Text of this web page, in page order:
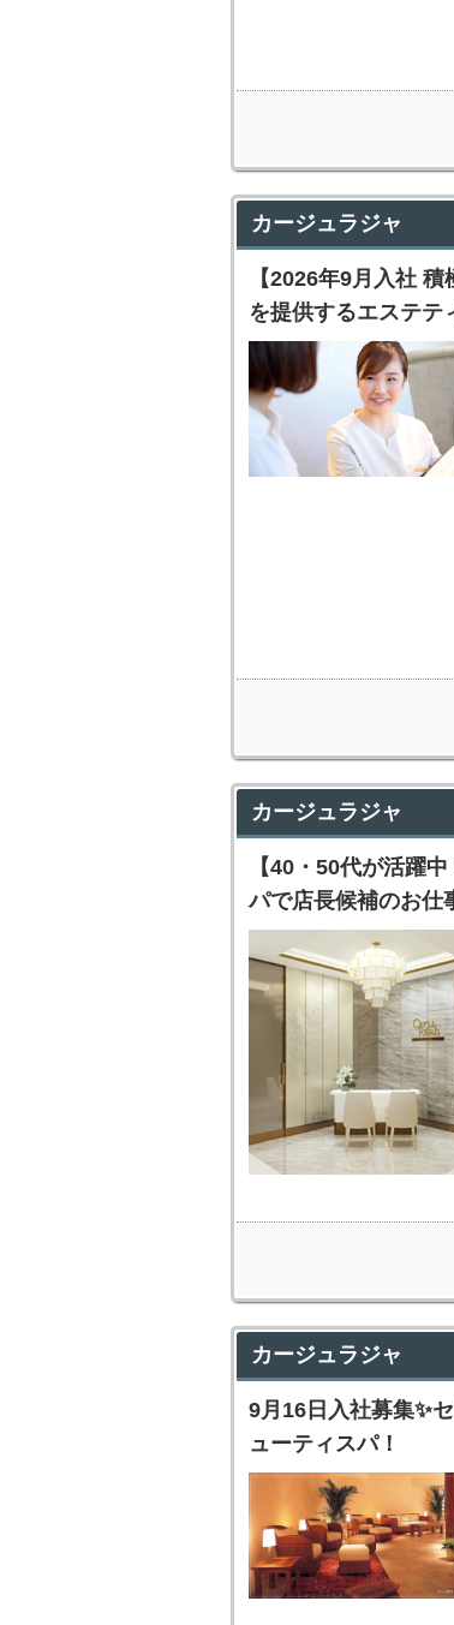
カージュラジャ
【2026年9月入社
を提供するエステテ
カージュラジャ
【40・50代が活躍
パで店長候補のお仕
カージュラジャ
9月16日入社募集✨
ューティスパ！